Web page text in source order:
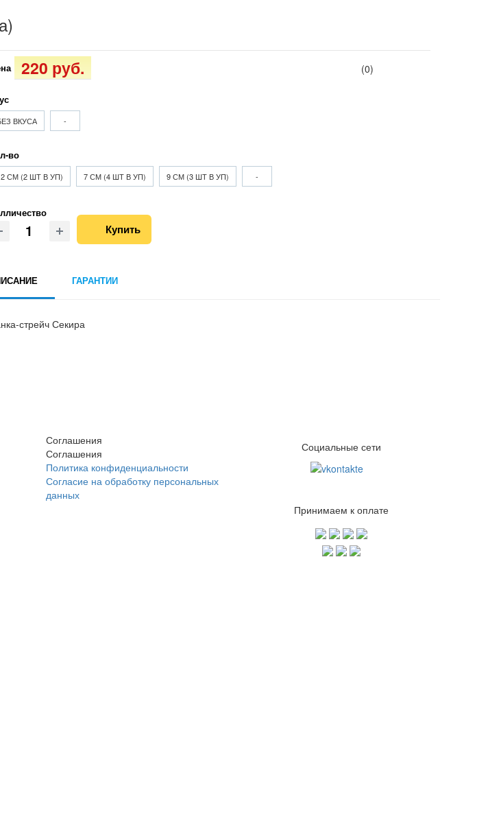
220 руб. (0)
ВКУСА -
во
СМ (2 ШТ В УП) 7 СМ (4 ШТ В УП) 9 СМ (3 ШТ В УП) -
Купить
ГАРАНТИИ
стрейч Секира
Соглашения
Соглашения
Политика конфиденциальности
Согласие на обработку персональных
данных
Социальные сети
Принимаем к оплате